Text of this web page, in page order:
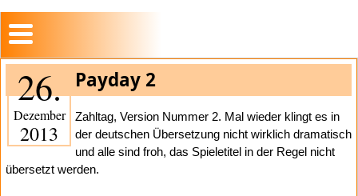
26.
Dezember
2013
Payday 2
Zahltag, Version Nummer 2. Mal wieder klingt es in
der deutschen Übersetzung nicht wirklich dramatisch
und alle sind froh, das Spieletitel in der Regel nicht
übersetzt werden.